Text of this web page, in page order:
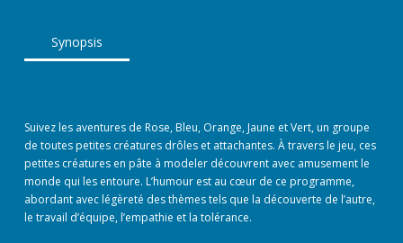
Synopsis
Suivez les aventures de Rose, Bleu, Orange, Jaune et Vert, un groupe
de toutes petites créatures drôles et attachantes. À travers le jeu, ces
petites créatures en pâte à modeler découvrent avec amusement le
monde qui les entoure. L’humour est au cœur de ce programme,
abordant avec légèreté des thèmes tels que la découverte de l’autre,
le travail d’équipe, l’empathie et la tolérance.